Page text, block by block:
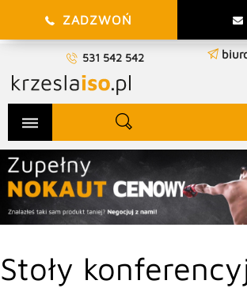
ZADZWOŃ
dehaze
531 542 542
Stoły